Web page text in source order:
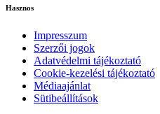
Hasznos
Impresszum
Szerzői jogok
Adatvédelmi tájékoztató
Cookie-kezelési tájékoztató
Médiaajánlat
Sütibeállítások